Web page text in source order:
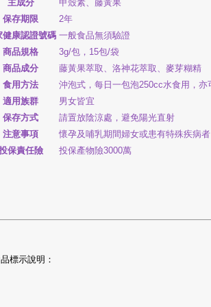
主成分
甲殼素、藤黃果
保存期限
2年
健康認證號碼 一般食品無須驗證
商品規格
3g/包，15包/袋
商品成分
藤黃果萃取、洛神花萃取、麥芽糊精
食用方法
沖泡式，每日一包泡250cc水食用，亦
適用族群
男女皆宜
保存方式
請置放陰涼處，避免陽光直射
注意事項
懷孕及哺乳期間婦女或患有特殊疾病
保責任險
投保產物險3000萬
標示說明：